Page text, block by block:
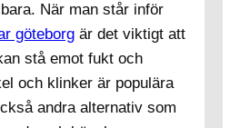
När man står inför
göteborg är det viktigt att
stå emot fukt och
och klinker är populära
andra alternativ som